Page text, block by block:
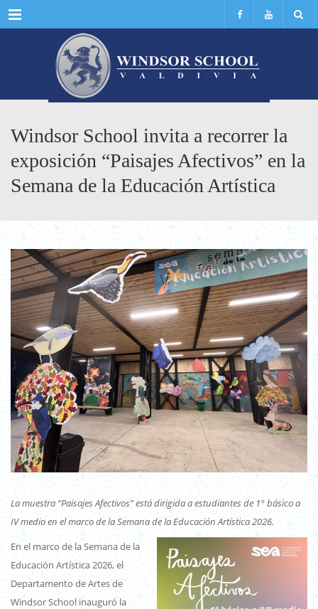
Menu
Windsor School invita a recorrer la
exposición “Paisajes Afectivos” en la
Semana de la Educación Artística
La muestra “Paisajes Afectivos” está dirigida a estudiantes de 1° básico a
IV medio en el marco de la Semana de la Educación Artística 2026.
En el marco de la Semana de la
Educación Artística 2026, el
Departamento de Artes de
Windsor School inauguró la